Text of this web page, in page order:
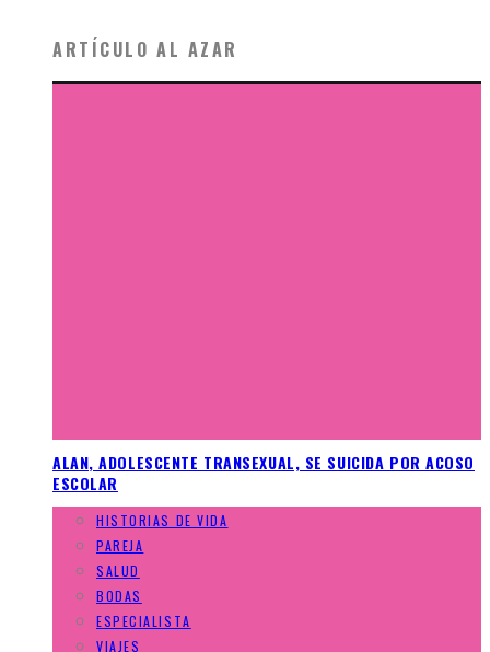
ARTÍCULO AL AZAR
ALAN, ADOLESCENTE TRANSEXUAL, SE SUICIDA POR ACOSO
ESCOLAR
HISTORIAS DE VIDA
PAREJA
SALUD
BODAS
ESPECIALISTA
VIAJES